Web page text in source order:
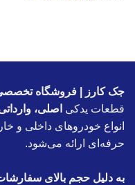
جک کارز | فروشگاه
قطعات یدکی اصلی،
انواع خودروهای داخلی و
حرفه‌ای ارائه می‌شود.
به دلیل حجم بالای